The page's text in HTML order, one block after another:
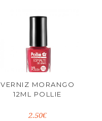
VERNIZ MORANGO
12ML POLLIE
2.50€